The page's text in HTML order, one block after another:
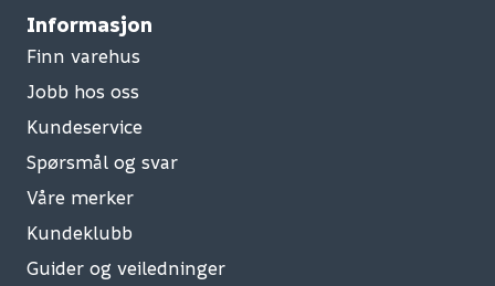
Informasjon
Finn varehus
Jobb hos oss
Kundeservice
Spørsmål og svar
Våre merker
Kundeklubb
Guider og veiledninger